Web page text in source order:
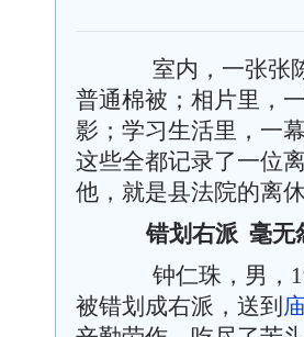
室内，一张张陈
普通棉被；相片里，
影；学习生活里，一
这些全都记录了一位
他，就是县法院的离
错划右派 毫无
钟仁珠，男，
被错划成右派，送到